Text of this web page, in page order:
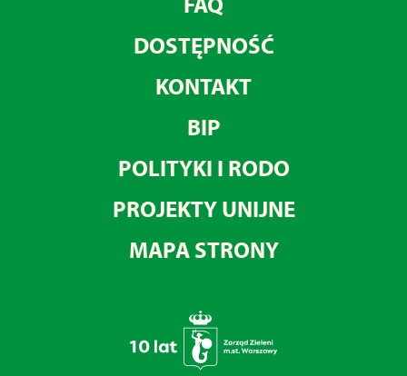
DOSTĘPNOŚĆ
KONTAKT
BIP
POLITYKI I RODO
PROJEKTY UNIJNE
MAPA STRONY